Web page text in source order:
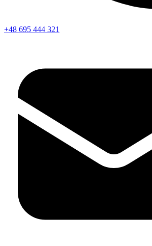
+48 695 444 321